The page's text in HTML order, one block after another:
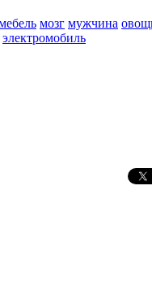
мозг мужчина
электромобиль